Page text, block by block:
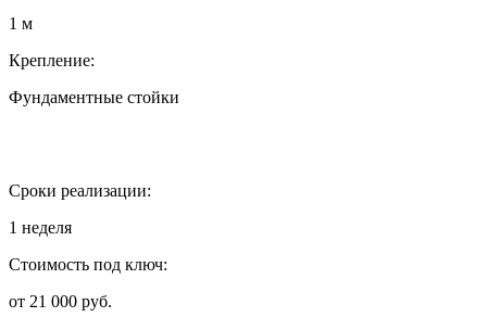
1 м
Крепление:
Фундаментные стойки
Сроки реализации:
1 неделя
Стоимость под ключ:
от 21 000 руб.